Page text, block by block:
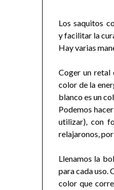
Los saquitos
y facilitar la
Hay varias
Coger un retal
color de la
blanco es un
Podemos
utilizar), con
relajaronos,
Llenamos la
para cada uso.
color que